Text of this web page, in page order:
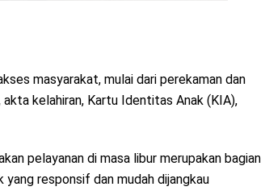
masyarakat, mulai dari perekaman dan
kelahiran, Kartu Identitas Anak (KIA),
pelayanan di masa libur merupakan bagian
yang responsif dan mudah dijangkau